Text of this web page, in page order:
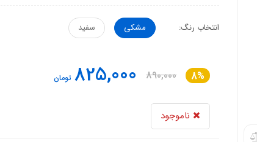
انتخاب رنگ: مشکی سفید
8%
890,000
825,000 تومان
ناموجود